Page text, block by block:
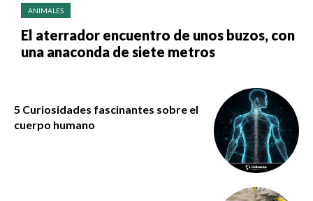
ANIMALES
El aterrador encuentro de unos buzos, con
una anaconda de siete metros
5 Curiosidades fascinantes sobre el
cuerpo humano